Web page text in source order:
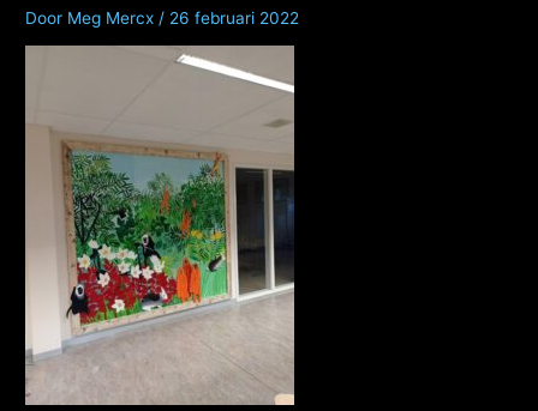
Door Meg Mercx / 26 februari 2022